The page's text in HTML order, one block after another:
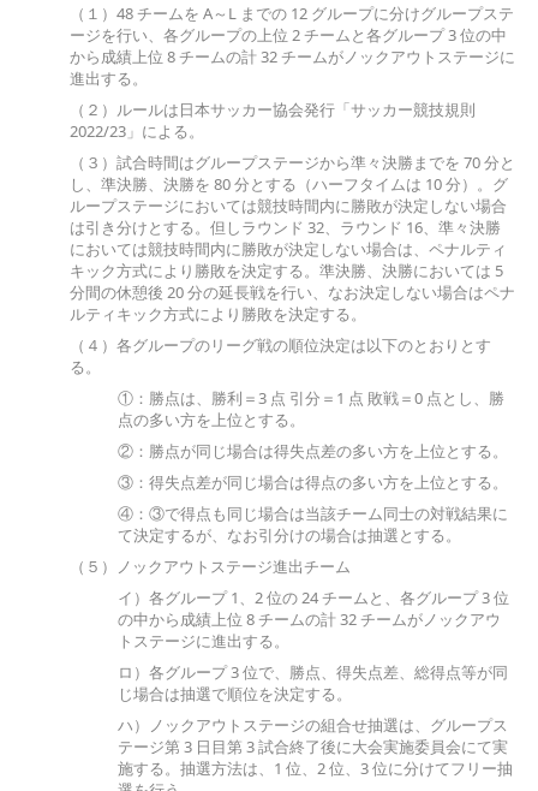
（１）48 チームを A～L までの 12 グループに分けグループステ
ージを行い、各グループの上位 2 チームと各グループ 3 位の中
から成績上位 8 チームの計 32 チームがノックアウトステージに
進出する。
（２）ルールは日本サッカー協会発行「サッカー競技規則
2022/23」による。
（３）試合時間はグループステージから準々決勝までを 70 分と
し、準決勝、決勝を 80 分とする（ハーフタイムは 10 分）。グ
ループステージにおいては競技時間内に勝敗が決定しない場合
は引き分けとする。但しラウンド 32、ラウンド 16、準々決勝
においては競技時間内に勝敗が決定しない場合は、ペナルティ
キック方式により勝敗を決定する。準決勝、決勝においては 5
分間の休憩後 20 分の延長戦を行い、なお決定しない場合はペナ
ルティキック方式により勝敗を決定する。
（４）各グループのリーグ戦の順位決定は以下のとおりとす
る。
①：勝点は、勝利＝3 点 引分＝1 点 敗戦＝0 点とし、勝
点の多い方を上位とする。
②：勝点が同じ場合は得失点差の多い方を上位とする。
③：得失点差が同じ場合は得点の多い方を上位とする。
④：③で得点も同じ場合は当該チーム同士の対戦結果に
て決定するが、なお引分けの場合は抽選とする。
（５）ノックアウトステージ進出チーム
イ）各グループ 1、2 位の 24 チームと、各グループ 3 位
の中から成績上位 8 チームの計 32 チームがノックアウ
トステージに進出する。
ロ）各グループ 3 位で、勝点、得失点差、総得点等が同
じ場合は抽選で順位を決定する。
ハ）ノックアウトステージの組合せ抽選は、グループス
テージ第 3 日目第 3 試合終了後に大会実施委員会にて実
施する。抽選方法は、1 位、2 位、3 位に分けてフリー抽